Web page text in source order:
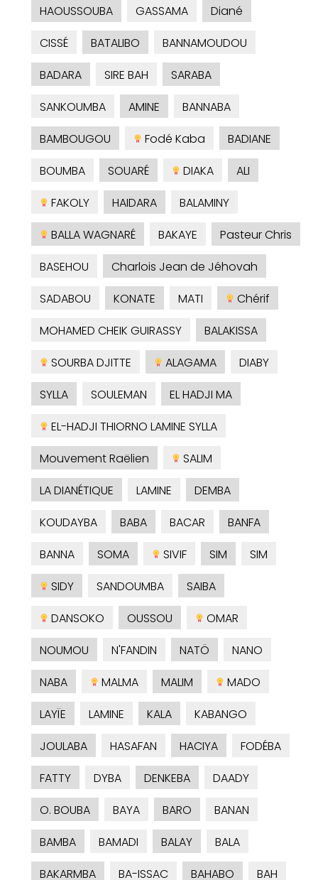
HAOUSSOUBA GASSAMA
Diané
CISSÉ
BATALIBO
BANNAMOUDOU
BADARA
SIRE BAH
SARABA
SANKOUMBA
AMINE
BANNABA
BAMBOUGOU
Fodé Kaba
BADIANE
BOUMBA
SOUARÉ DIAKA
ALI
FAKOLY
HAIDARA
BALAMINY
BALLA WAGNARÉ
BAKAYE
Pasteur Chris
BASEHOU
Charlois Jean de Jéhovah
SADABOU
KONATE MATI
Chérif
MOHAMED CHEIK GUIRASSY
BALAKISSA
SOURBA DJITTE
ALAGAMA
DIABY
SYLLA
SOULEMAN
EL HADJI MA
EL-HADJI THIORNO LAMINE SYLLA
Mouvement Raëlien
SALIM
LA DIANÉTIQUE
LAMINE
DEMBA
KOUDAYBA
BABA BACAR
BANFA
BANNA
SOMA SIVIF SIM
SIM
SIDY
SANDOUMBA
SAIBA
DANSOKO
OUSSOU
OMAR
NOUMOU
N'FANDIN NATÖ
NANO
NABA
MALMA MALIM
MADO
LAYÏE
LAMINE KALA
KABANGO
JOULABA
HASAFAN HACIYA
FODÉBA
FATTY
DYBA DENKEBA
DAADY
O. BOUBA
BAYA BARO
BANAN
BAMBA
BAMADI BALAY
BALA
BAKARMBA
BA-ISSAC BAHABO
BAH